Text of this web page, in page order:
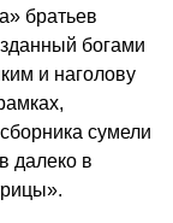
братьев
богами
и наголову
сумели
далеко в